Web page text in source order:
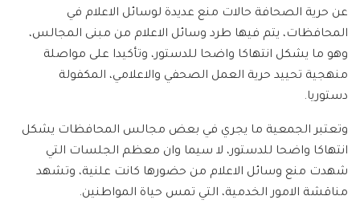
عن حرية الصحافة حالات منع عديدة لوسائل الاعلام في
المحافظات، يتم فيها طرد وسائل الاعلام من مبنى المجالس،
وهو ما يشكل انتهاكا واضحا للدستور، وتأكيدا على مواصلة
منهجية تحييد حرية العمل الصحفي والاعلامي، المكفولة
دستوريا.
وتعتبر الجمعية ما يجري في بعض مجالس المحافظات يشكل
انتهاكا واضحا للدستور، لا سيما وان معظم الجلسات التي
شهدت منع وسائل الاعلام من حضورها كانت علنية، وتشهد
مناقشة الامور الخدمية، التي تمس حياة المواطنين.